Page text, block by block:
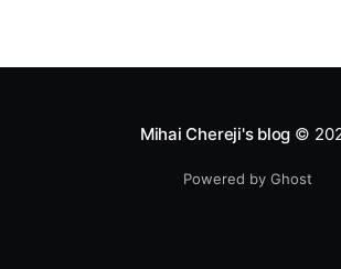
Mihai Chereji's blog ©
Powered by Ghost